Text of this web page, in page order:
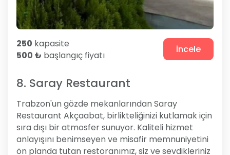
250 kapasite
500 ₺ başlangıç fiyatı İncele
8. Saray Restaurant
Trabzon'un gözde mekanlarından Saray
Restaurant Akçaabat, birlikteliğinizi kutlamak için
sıra dışı bir atmosfer sunuyor. Kaliteli hizmet
anlayışını benimseyen ve misafir memnuniyetini
ön planda tutan restoranımız, siz ve sevdikleriniz